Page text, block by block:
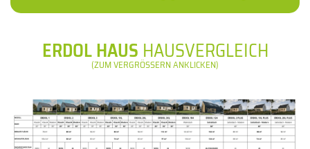
ERDOL HAUS HAUSVERGLEICH
(ZUM VERGRÖSSERN ANKLICKEN)